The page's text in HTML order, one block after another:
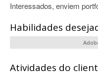
Interessados, enviem
Habilidades
Atividades do